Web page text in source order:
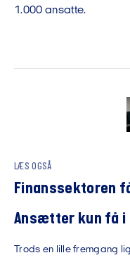
1.000 ansatte.
LÆS OGSÅ
Finanssektoren
Ansætter kun få
Trods en lille fremgang